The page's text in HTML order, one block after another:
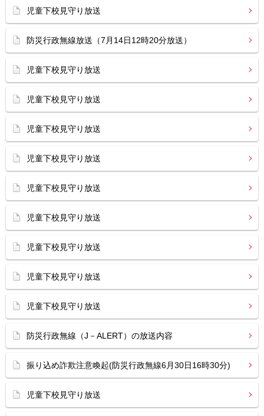
児童下校見守り放送
防災行政無線放送（7月14日12時20分放送）
児童下校見守り放送
児童下校見守り放送
児童下校見守り放送
児童下校見守り放送
児童下校見守り放送
児童下校見守り放送
児童下校見守り放送
児童下校見守り放送
児童下校見守り放送
防災行政無線（J－ALERT）の放送内容
振り込め詐欺注意喚起(防災行政無線6月30日16時30分)
児童下校見守り放送